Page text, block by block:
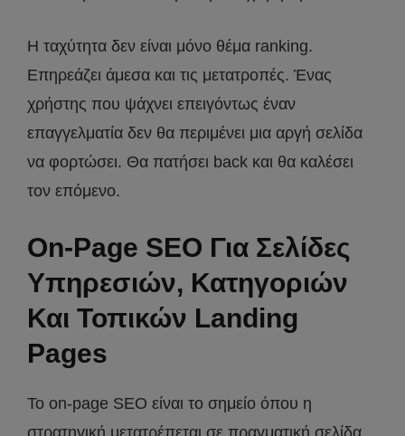
Η ταχύτητα δεν είναι μόνο θέμα ranking.
Επηρεάζει άμεσα και τις μετατροπές. Ένας
χρήστης που ψάχνει επειγόντως έναν
επαγγελματία δεν θα περιμένει μια αργή σελίδα
να φορτώσει. Θα πατήσει back και θα καλέσει
τον επόμενο.
On-Page SEO Για Σελίδες
Υπηρεσιών, Κατηγοριών
Και Τοπικών Landing
Pages
Το on-page SEO είναι το σημείο όπου η
στρατηγική μετατρέπεται σε πραγματική σελίδα